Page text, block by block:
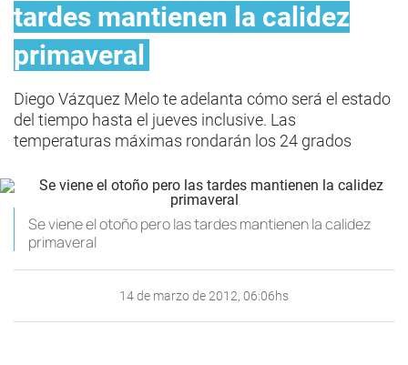
tardes mantienen la calidez
primaveral
Diego Vázquez Melo te adelanta cómo será el estado
del tiempo hasta el jueves inclusive. Las
temperaturas máximas rondarán los 24 grados
Se viene el otoño pero las tardes mantienen la calidez
primaveral
14 de marzo de 2012, 06:06hs